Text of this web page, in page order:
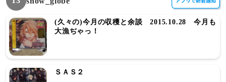
(久々の)今月の収穫と余談 2015.10.28 今月も
大漁ぢゃっ！
ＳＡＳ２